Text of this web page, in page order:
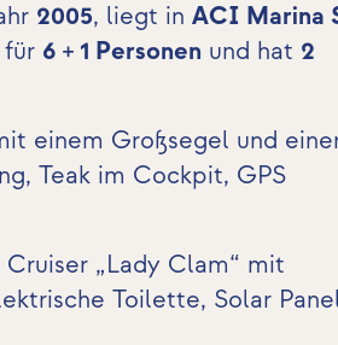
2005, liegt in ACI Marina
6 + 1 Personen und hat 2
einem Großsegel und
Teak im Cockpit, GPS
„Lady Clam“ mit
Toilette, Solar